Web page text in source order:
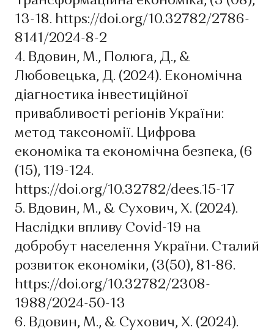
13-18. https://doi.org/10.32782/2786-
8141/2024-8-2
4. Вдовин, М., Полюга, Д., &
Любовецька, Д. (2024). Економічна
діагностика інвестиційної
привабливості регіонів України:
метод таксономії. Цифрова
економіка та економічна безпека, (6
(15), 119-124.
https://doi.org/10.32782/dees.15-17
5. Вдовин, М., & Сухович, Х. (2024).
Наслідки впливу Covid-19 на
добробут населення України. Сталий
розвиток економіки, (3(50), 81-86.
https://doi.org/10.32782/2308-
1988/2024-50-13
6. Вдовин, М., & Сухович, Х. (2024).